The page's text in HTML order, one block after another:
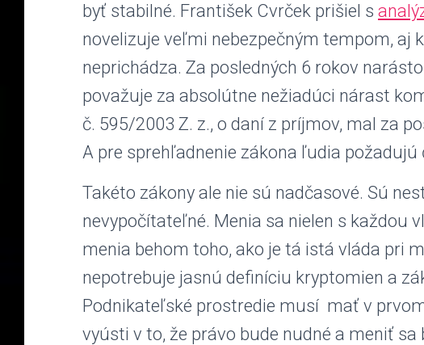
byť stabilné. František Cvrček prišiel s
novelizuje veľmi nebezpečným tempom, aj
neprichádza. Za posledných 6 rokov
považuje za absolútne nežiadúci nárast
č. 595/2003 Z. z., o daní z príjmov, mal za
A pre sprehľadnenie zákona ľudia
Takéto zákony ale nie sú nadčasové. Sú
nevypočítateľné. Menia sa nielen s každou
menia behom toho, ako je tá istá vláda pri
nepotrebuje jasnú definíciu kryptomien a
Podnikateľské prostredie musí mať v
vyústi v to, že právo bude nudné a meniť sa